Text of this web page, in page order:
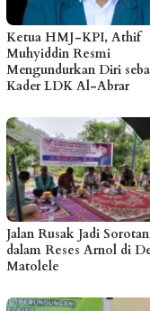
Ketua HMJ-KPI, Athif
Muhyiddin Resmi
Mengundurkan Diri
Kader LDK Al-Abrar
Jalan Rusak Jadi
dalam Reses Arnol di
Matolele